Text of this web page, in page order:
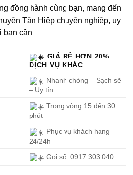
đồng hành cùng bạn, mang đến
Tân Hiệp chuyên nghiệp, uy
bạn cần.
GIÁ RẺ HƠN 20%
DỊCH VỤ KHÁC
Nhanh chóng – Sạch sẽ
– Uy tín
Trong vòng 15 đến 30
phút
Phục vụ khách hàng
24/24h
Gọi số: 0917.303.040